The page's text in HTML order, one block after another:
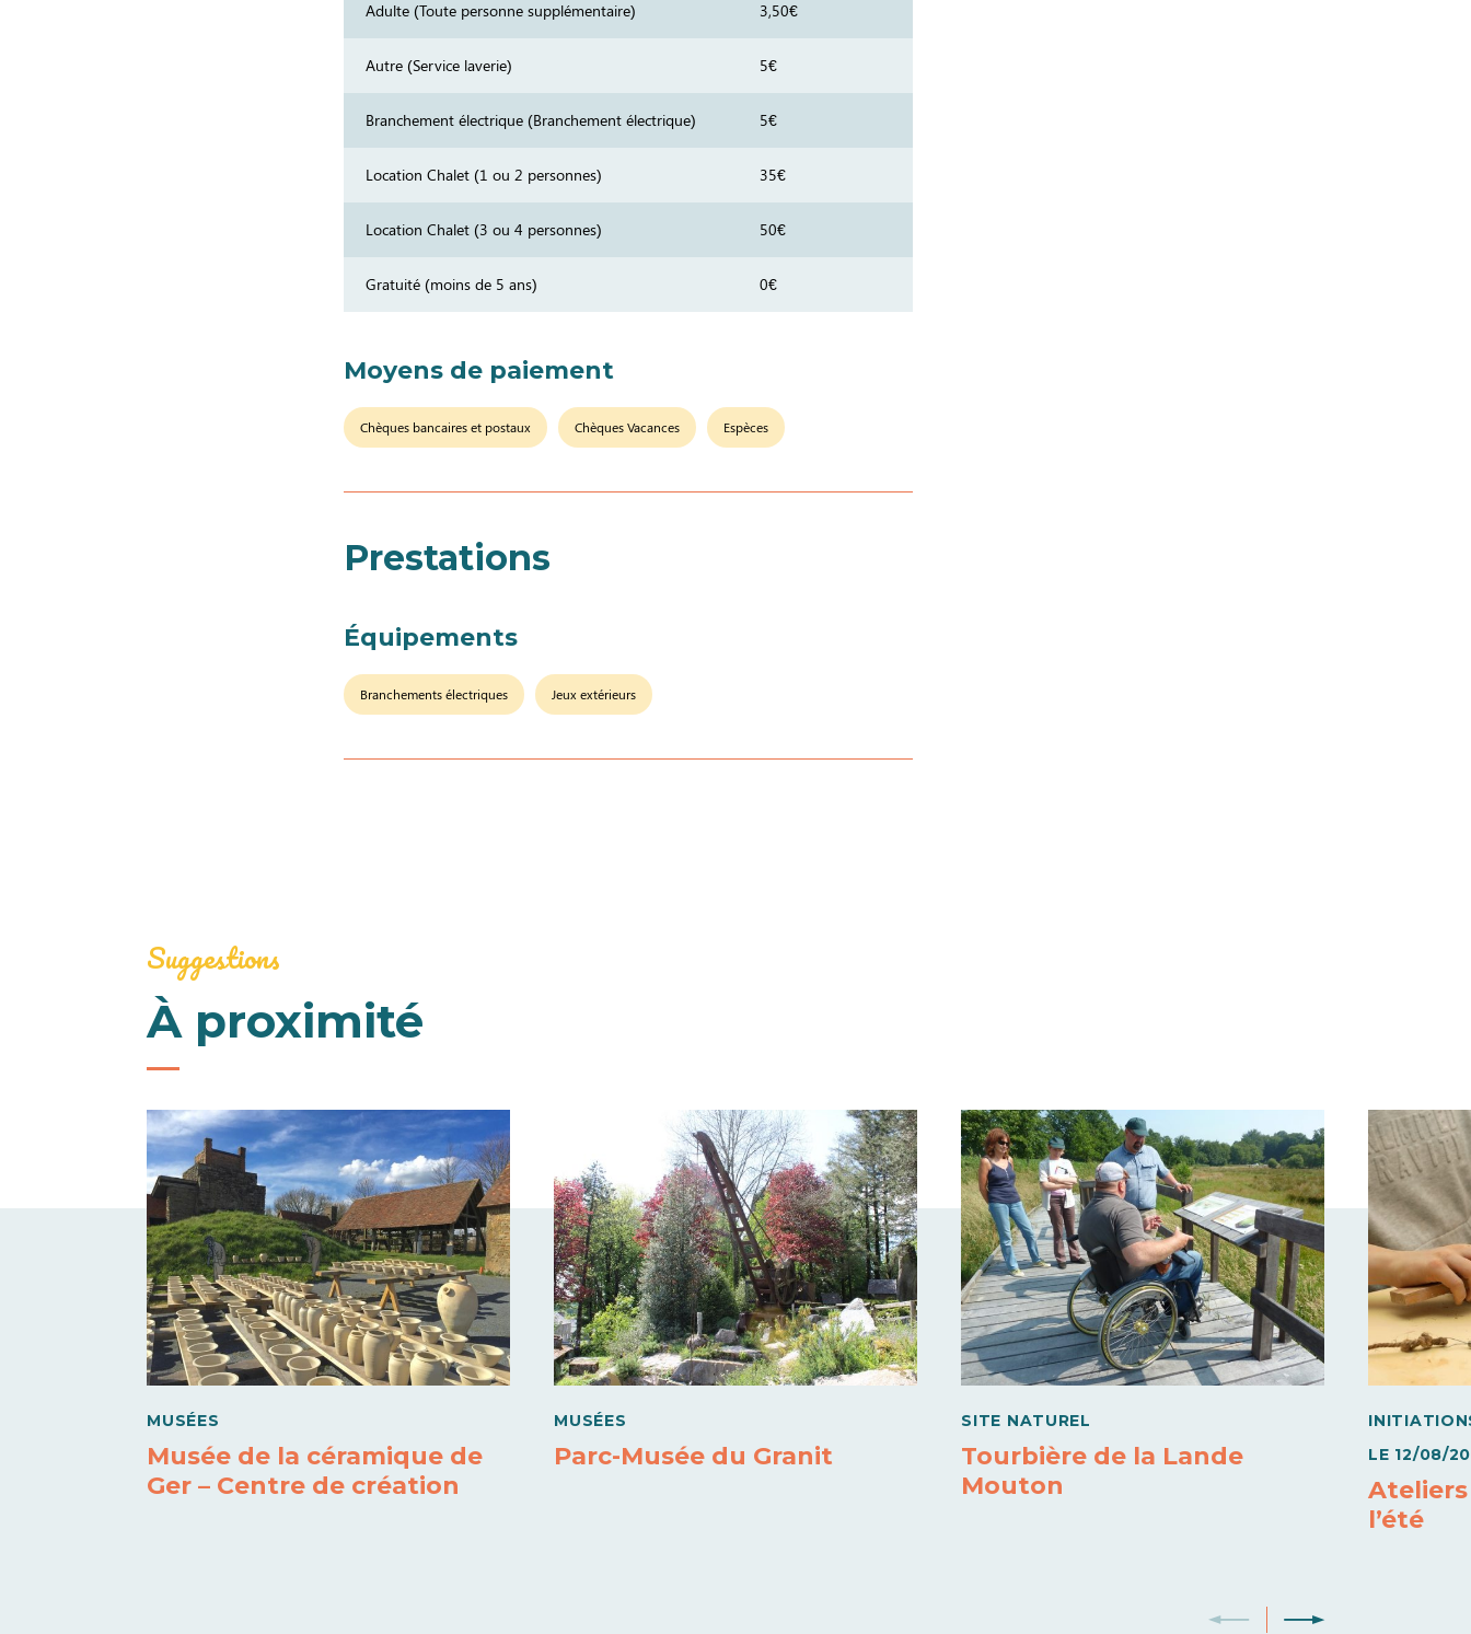
Adulte (Toute personne supplémentaire) 3,50€
Autre (Service laverie) 5€
Branchement électrique (Branchement électrique) 5€
Location Chalet (1 ou 2 personnes) 35€
Location Chalet (3 ou 4 personnes) 50€
Gratuité (moins de 5 ans) 0€
Moyens de paiement
Chèques bancaires et postaux Chèques Vacances Espèces
Prestations
Équipements
Branchements électriques Jeux extérieurs
Suggestions
À proximité
MUSÉES
Musée de la céramique de
Ger – Centre de création
MUSÉES
Parc-Musée du Granit
SITE NATUREL
Tourbière de la Lande
Mouton
LE 12/08/
l’été